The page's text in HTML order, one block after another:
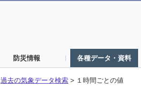
防災情報 各種データ・資料
過去の気象データ検索 > １時間ごとの値